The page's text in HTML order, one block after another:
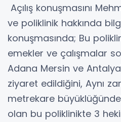
Açılış konuşmasını
ve poliklinik hakkında
konuşmasında; Bu
emekler ve çalışmalar
Adana Mersin ve
ziyaret edildiğini, Aynı
metrekare
olan bu poliklinikte 3